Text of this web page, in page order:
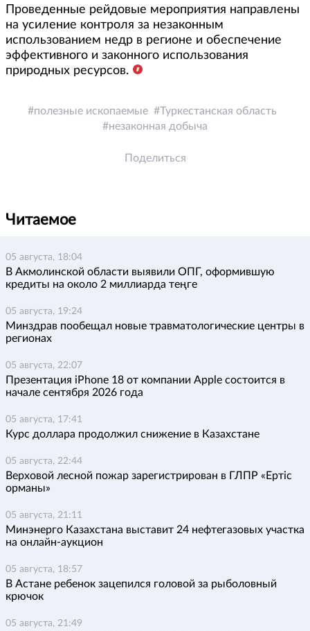
Проведенные рейдовые мероприятия направлены
на усиление контроля за незаконным
использованием недр в регионе и обеспечение
эффективного и законного использования
природных ресурсов.
полезные ископаемые
Туркестанская область
незаконная добыча
Поделиться
Читаемое
05 августа, 18:04
В Акмолинской области выявили ОПГ, оформившую
кредиты на около 2 миллиарда теңге
05 августа, 19:24
Минздрав пообещал новые травматологические центры в
регионах
05 августа, 22:07
Презентация iPhone 18 от компании Apple состоится в
начале сентября 2026 года
05 августа, 17:41
Курс доллара продолжил снижение в Казахстане
05 августа, 22:44
Верховой лесной пожар зарегистрирован в ГЛПР «Ертіс
орманы»
05 августа, 21:11
Минэнерго Казахстана выставит 24 нефтегазовых участка
на онлайн-аукцион
05 августа, 18:57
В Астане ребенок зацепился головой за рыболовный
крючок
05 августа, 21:49